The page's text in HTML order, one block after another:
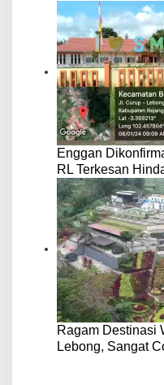
Enggan
RL Terkesan
Ragam Destinasi
Lebong, Sangat